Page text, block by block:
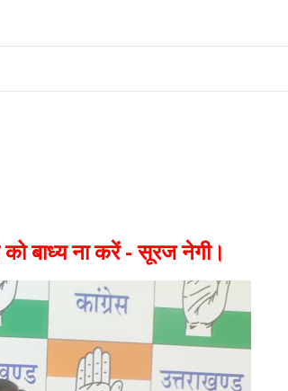
बाध्य ना करें - सूरज नेगी।